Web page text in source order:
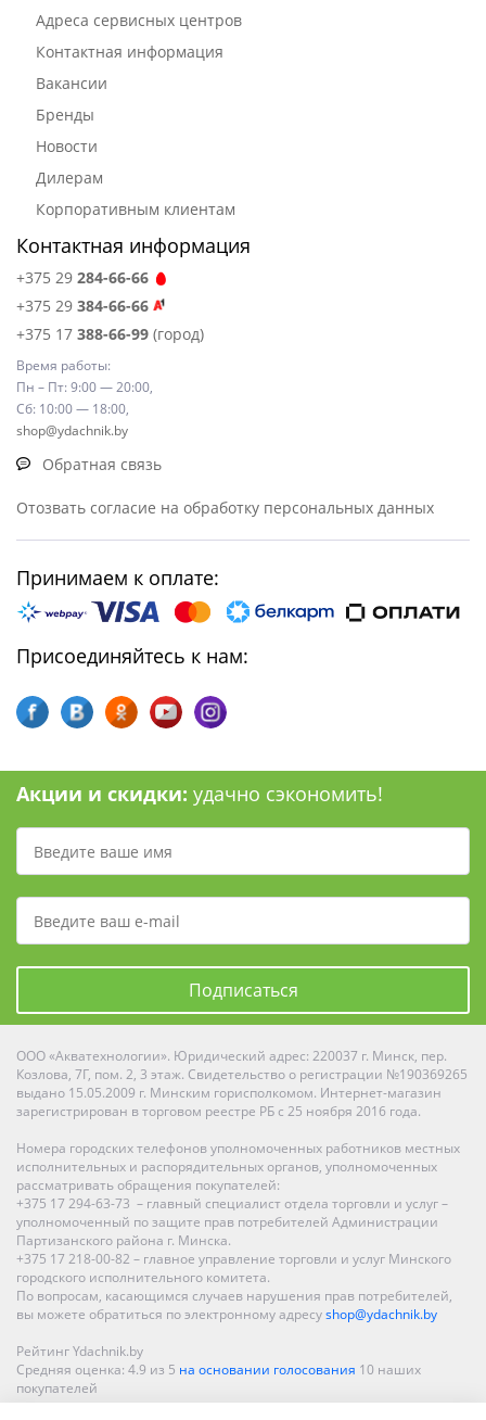
Адреса сервисных центров
Контактная информация
Вакансии
Бренды
Новости
Дилерам
Корпоративным клиентам
Контактная информация
+375 29 284-66-66
+375 29 384-66-66
+375 17 388-66-99 (город)
Время работы:
Пн – Пт: 9:00 — 20:00,
Сб: 10:00 — 18:00,
shop@ydachnik.by
Обратная связь
Отозвать согласие на обработку персональных данных
Принимаем к оплате:
Присоединяйтесь к нам:
Акции и скидки: удачно сэкономить!
Подписаться
ООО «Акватехнологии». Юридический адрес: 220037 г. Минск, пер.
Козлова, 7Г, пом. 2, 3 этаж. Свидетельство о регистрации №190369265
выдано 15.05.2009 г. Минским горисполкомом. Интернет-магазин
зарегистрирован в торговом реестре РБ с 25 ноября 2016 года.
Номера городских телефонов уполномоченных работников местных
исполнительных и распорядительных органов, уполномоченных
рассматривать обращения покупателей:
+375 17 294-63-73 – главный специалист отдела торговли и услуг –
уполномоченный по защите прав потребителей Администрации
Партизанского района г. Минска.
+375 17 218-00-82 – главное управление торговли и услуг Минского
городского исполнительного комитета.
По вопросам, касающимся случаев нарушения прав потребителей,
вы можете обратиться по электронному адресуshop@ydachnik.by
Рейтинг Ydachnik.by
Средняя оценка: 4.9 из 5 на основании голосования 10 наших
покупателей